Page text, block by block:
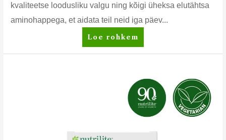
kvaliteetse loodusliku valgu ning kõigi üheksa elutähtsa
aminohappega, et aidata teil neid iga päev...
Nutrilite™
All
Loe rohkem